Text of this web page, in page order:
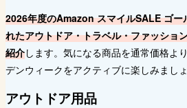
2026年度のAmazon スマイルSALE ゴー
れたアウトドア・トラベル・ファッショ
紹介します。気になる商品を通常価格よ
デンウィークをアクティブに楽しみまし
アウトドア用品